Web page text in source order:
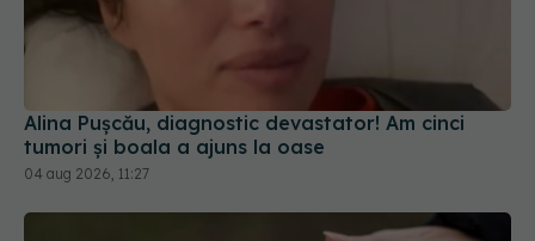
Alina Pușcău, diagnostic devastator! Am cinci
tumori și boala a ajuns la oase
04 aug 2026, 11:27